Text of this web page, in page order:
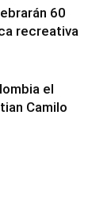
60
recreativa
el
Camilo